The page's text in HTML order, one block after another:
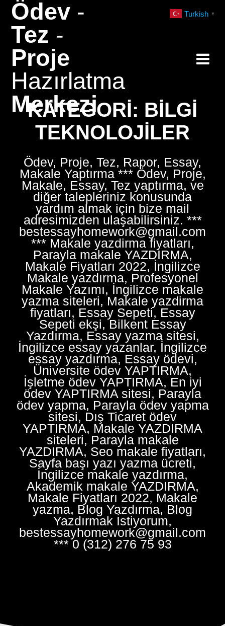
Ödev -
Tez -
Proje
Hazırlatma
Merkezi
KATEGORI: BILGI
TEKNOLOJILER
Ödev, Proje, Tez, Rapor, Essay,
Makale Yaptırma *** Ödev, Proje,
Makale, Essay, Tez yaptırma, ve
diğer talepleriniz konusunda
yardım almak için bize mail
adresimizden ulaşabilirsiniz. ***
bestessayhomework@gmail.com
*** Makale yazdirma fiyatları,
Parayla makale YAZDIRMA,
Makale Fiyatları 2022, İngilizce
Makale yazdırma, Profesyonel
Makale Yazımı, İngilizce makale
yazma siteleri, Makale yazdirma
fiyatları, Essay Sepeti, Essay
Sepeti ekşi, Bilkent Essay
Yazdırma, Essay yazma sitesi,
İngilizce essay yazanlar, İngilizce
essay yazdırma, Essay ödevi,
Üniversite ödev YAPTIRMA,
İşletme ödev YAPTIRMA, En iyi
ödev YAPTIRMA sitesi, Parayla
ödev yapma, Parayla ödev yapma
sitesi, Dış Ticaret ödev
YAPTIRMA, Makale YAZDIRMA
siteleri, Parayla makale
YAZDIRMA, Seo makale fiyatları,
Sayfa başı yazı yazma ücreti,
İngilizce makale yazdırma,
Akademik makale YAZDIRMA,
Makale Fiyatları 2022, Makale
yazma, Blog Yazdırma, Blog
Yazdırmak İstiyorum,
bestessayhomework@gmail.com
*** 0 (312) 276 75 93
Turkish ▼